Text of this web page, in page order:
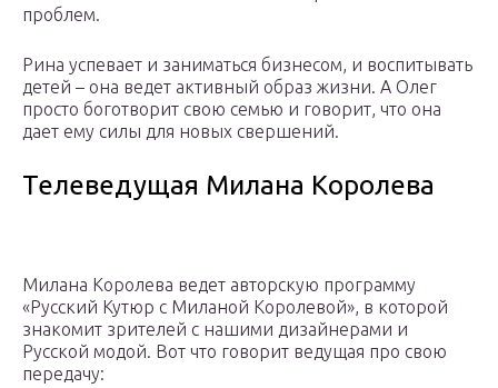
проблем.
Рина успевает и заниматься бизнесом, и воспитывать
детей – она ведет активный образ жизни. А Олег
просто боготворит свою семью и говорит, что она
дает ему силы для новых свершений.
Телеведущая Милана Королева
Милана Королева ведет авторскую программу
«Русский Кутюр с Миланой Королевой», в которой
знакомит зрителей с нашими дизайнерами и
Русской модой. Вот что говорит ведущая про свою
передачу: